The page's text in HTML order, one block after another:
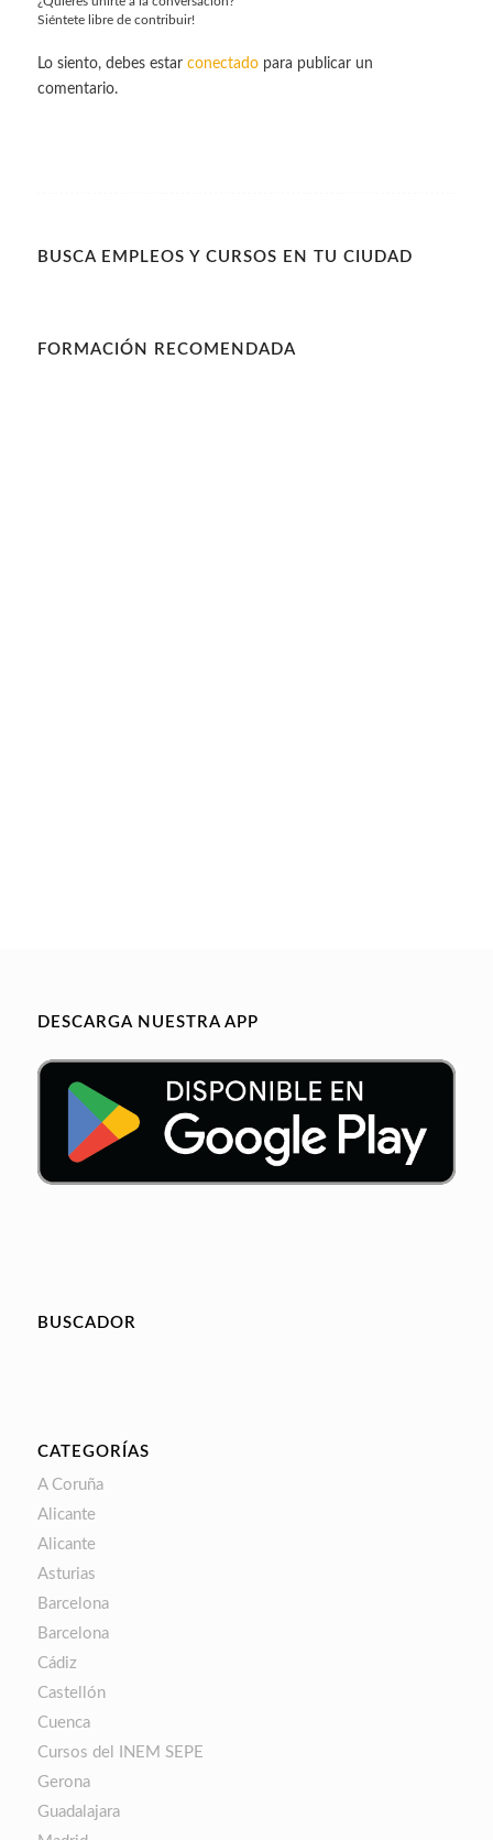
Siéntete libre de contribuir!
Lo siento, debes estar conectadopara publicar un
comentario.
BUSCA EMPLEOS Y CURSOS EN TU CIUDAD
FORMACIÓN RECOMENDADA
DESCARGA NUESTRA APP
BUSCADOR
CATEGORÍAS
A Coruña
Alicante
Alicante
Asturias
Barcelona
Barcelona
Cádiz
Castellón
Cuenca
Cursos del INEM SEPE
Gerona
Guadalajara